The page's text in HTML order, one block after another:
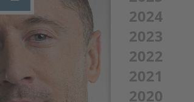
2024
2023
2022
2021
2020